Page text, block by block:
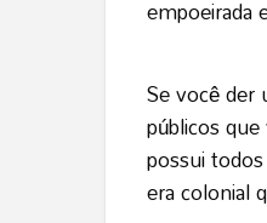
empoeirada
Se você der
públicos
possui
era colonial